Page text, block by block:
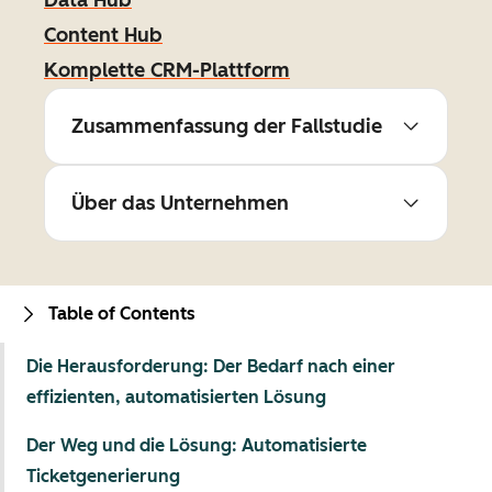
Content Hub
Komplette CRM-Plattform
Zusammenfassung der Fallstudie
Über das Unternehmen
Table of Contents
Die Herausforderung: Der Bedarf nach einer
effizienten, automatisierten Lösung
Der Weg und die Lösung: Automatisierte
Ticketgenerierung